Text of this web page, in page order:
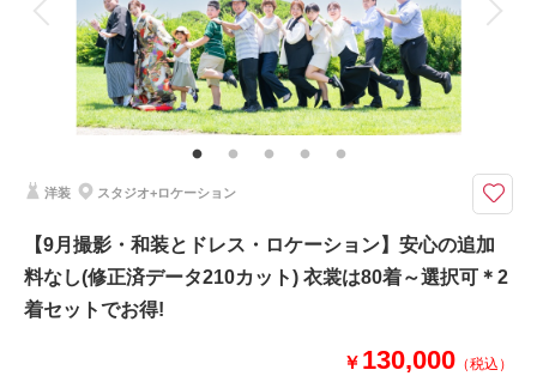
相談予約する
来店・オンライン
撮影日の空き
を確認する
家族と撮影 家族用衣装レンタル ペットと撮影
その他含むもの
雨天時は安心の日程変更料なし!!AMPM貸切なのでスタジオプランへ変更も
OK!!和装ロケ撮影地⇒偕楽園・常磐神社・筑波山神社・弘道館・七ツ洞公園
よりご提案しております。 その他にも思い出の場所、ご実家で撮影などお
おります。是非、他社様のプラン内容と、よく比較してください♪
☆プランには下記含まれます☆
洋装 スタジオ+ロケーション
【9月撮影・和装とドレス・ロケーション】安心の追加
料なし(修正済データ210カット) 衣裳は80着～選択可＊2
着セットでお得!
￥ 130,000 （税込）